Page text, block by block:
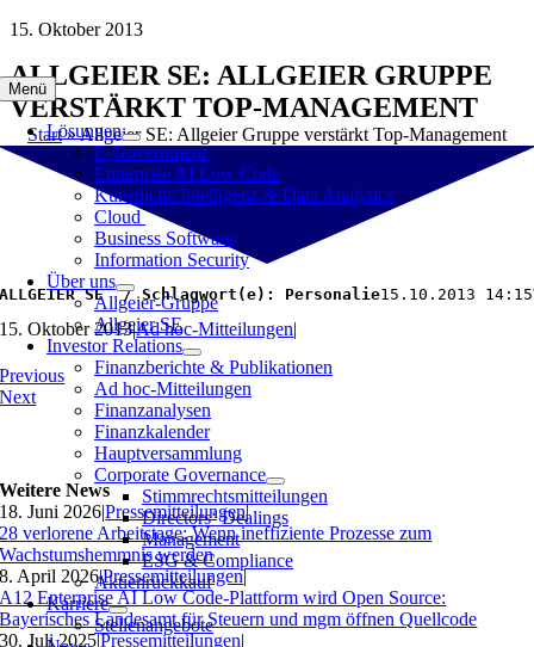
Zum
springen
Menü
Lösungen
E-Government
Enterprise AI Low Code
Künstliche Intelligenz & Data Analytics
Cloud
Business Software
Information Security
Über uns
Allgeier-Gruppe
Allgeier SE
Investor Relations
Finanzberichte & Publikationen
Ad hoc-Mitteilungen
Finanzanalysen
Finanzkalender
Hauptversammlung
Corporate Governance
Stimmrechtsmitteilungen
Directors‘ Dealings
Management
ESG & Compliance
Aktienrückkauf
Karriere
Stellenangebote
15. Oktober 2013
ALLGEIER SE: ALLGEIER GRUPPE
VERSTÄRKT TOP-MANAGEMENT
Start»Allgeier SE: Allgeier Gruppe verstärkt Top-Management
ALLGEIER SE  / Schlagwort(e): Personalie15.10.2013
15. Oktober 2013|Ad hoc-Mitteilungen|
Previous
Next
Weitere News
18. Juni 2026|Pressemitteilungen|
28 verlorene Arbeitstage: Wenn ineffiziente Prozesse zum
Wachstumshemmnis werden
8. April 2026|Pressemitteilungen|
A12 Enterprise AI Low Code-Plattform wird Open Source:
Bayerisches Landesamt für Steuern und mgm öffnen Quellcode
30. Juli 2025|Pressemitteilungen|